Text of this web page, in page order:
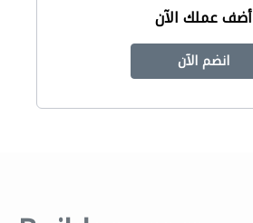
أضف عملك الآن
انضم الآن